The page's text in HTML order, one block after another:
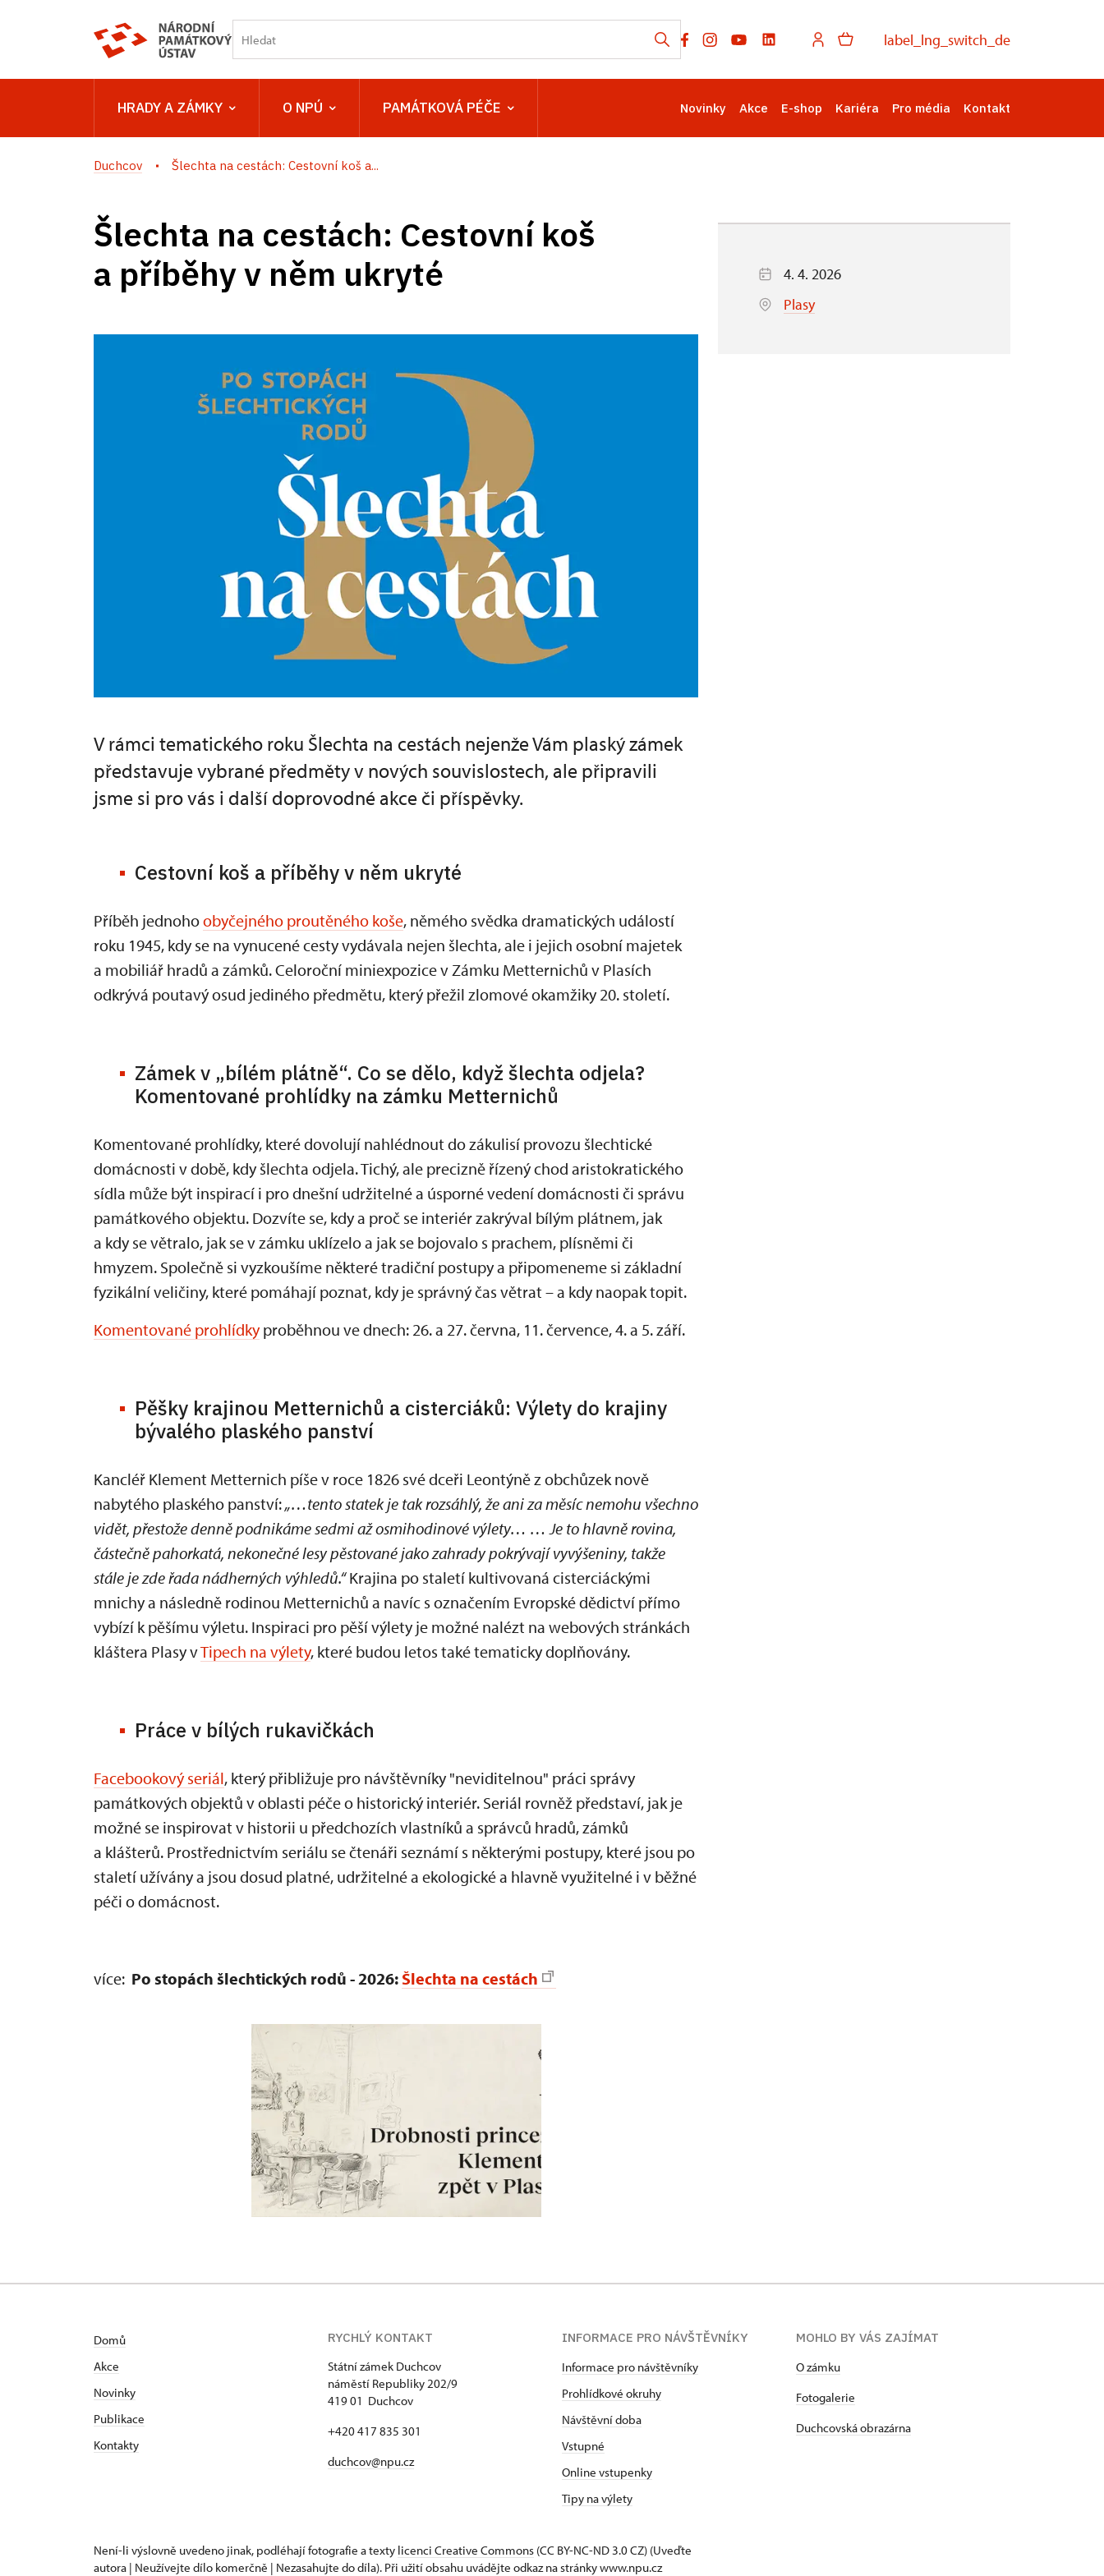
label_lng_switch_de
HRADY A ZÁMKY O NPÚ PAMÁTKOVÁ PÉČE Novinky Akce E-shop Kariéra Pro média Kontakt
Duchcov Šlechta na cestách: Cestovní koš a...
Šlechta na cestách: Cestovní koš
a příběhy v něm ukryté
V rámci tematického roku Šlechta na cestách nejenže Vám plaský zámek
představuje vybrané předměty v nových souvislostech, ale připravili
jsme si pro vás i další doprovodné akce či příspěvky.
Cestovní koš a příběhy v něm ukryté
Příběh jednohoobyčejného proutěného koše, němého svědka dramatických událostí
roku 1945, kdy se na vynucené cesty vydávala nejen šlechta, ale i jejich osobní majetek
a mobiliář hradů a zámků. Celoroční miniexpozice v Zámku Metternichů v Plasích
odkrývá poutavý osud jediného předmětu, který přežil zlomové okamžiky 20. století.
Zámek v „bílém plátně“. Co se dělo, když šlechta odjela?
Komentované prohlídky na zámku Metternichů
Komentované prohlídky, které dovolují nahlédnout do zákulisí provozu šlechtické
domácnosti v době, kdy šlechta odjela. Tichý, ale precizně řízený chod aristokratického
sídla může být inspirací i pro dnešní udržitelné a úsporné vedení domácnosti či správu
památkového objektu. Dozvíte se, kdy a proč se interiér zakrýval bílým plátnem, jak
a kdy se větralo, jak se v zámku uklízelo a jak se bojovalo s prachem, plísněmi či
hmyzem. Společně si vyzkoušíme některé tradiční postupy a připomeneme si základní
fyzikální veličiny, které pomáhají poznat, kdy je správný čas větrat – a kdy naopak topit.
Komentované prohlídkyproběhnou ve dnech: 26. a 27. června, 11. července, 4. a 5. září.
Pěšky krajinou Metternichů a cisterciáků: Výlety do krajiny
bývalého plaského panství
Kancléř Klement Metternich píše v roce 1826 své dceři Leontýně z obchůzek nově
nabytého plaského panství:„…tento statek je tak rozsáhlý, že ani za měsíc nemohu všechno
vidět, přestože denně podnikáme sedmi až osmihodinové výlety… … Je to hlavně rovina,
částečně pahorkatá, nekonečné lesy pěstované jako zahrady pokrývají vyvýšeniny, takže
stále je zde řada nádherných výhledů.“Krajina po staletí kultivovaná cisterciáckými
mnichy a následně rodinou Metternichů a navíc s označením Evropské dědictví přímo
vybízí k pěšímu výletu. Inspiraci pro pěší výlety je možné nalézt na webových stránkách
kláštera Plasy vTipech na výlety, které budou letos také tematicky doplňovány.
Práce v bílých rukavičkách
Facebookový seriál, který přibližuje pro návštěvníky "neviditelnou" práci správy
památkových objektů v oblasti péče o historický interiér. Seriál rovněž představí, jak je
možné se inspirovat v historii u předchozích vlastníků a správců hradů, zámků
a klášterů. Prostřednictvím seriálu se čtenáři seznámí s některými postupy, které jsou po
staletí užívány a jsou dosud platné, udržitelné a ekologické a hlavně využitelné i v běžné
péči o domácnost.
více: Po stopách šlechtických rodů - 2026: Šlechta na cestách
4. 4. 2026
Plasy
Domů
Akce
Novinky
Publikace
Kontakty
RYCHLÝ KONTAKT
Státní zámek Duchcov
náměstí Republiky 202/9
419 01 Duchcov
+420 417 835 301
duchcov@npu.cz
INFORMACE PRO NÁVŠTĚVNÍKY
Informace pro návštěvníky
Prohlídkové okruhy
Návštěvní doba
Vstupné
Online vstupenky
Tipy na výlety
MOHLO BY VÁS ZAJÍMAT
O zámku
Fotogalerie
Duchcovská obrazárna
Není-li výslovně uvedeno jinak, podléhají fotografie a texty licenci Creative Commons (CC BY-NC-ND 3.0 CZ) (Uveďte
autora | Neužívejte dílo komerčně | Nezasahujte do díla). Při užití obsahu uvádějte odkaz na stránky www.npu.cz